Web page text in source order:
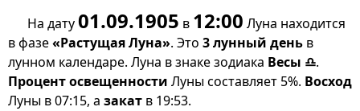
На дату01.09.1905 в 12:00 Луна находится
в фазе«Растущая Луна». Это 3 лунный день в
лунном календаре. Луна в знаке зодиака Весы ♎.
Процент освещенности Луны составляет 5%. Восход
Луны в 07:15, а закат в 19:53.